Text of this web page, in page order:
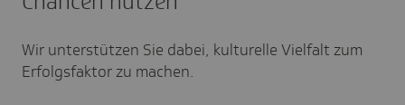
Wir unterstützen Sie dabei, kulturelle Vielfalt zum
Erfolgsfaktor zu machen.